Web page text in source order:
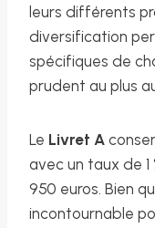
leurs différents
diversification
spécifiques de
prudent au plus
Le Livret A
avec un taux de
950 euros. Bien
incontournable